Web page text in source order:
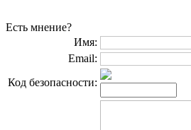
Есть мнение?
Имя:
Email:
Код безопасности: